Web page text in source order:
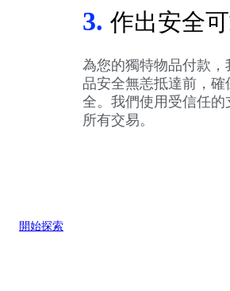
3. 作出安全
為您的獨特物品付款，
品安全無恙抵達前，確
全。我們使用受信任的
所有交易。
開始探索